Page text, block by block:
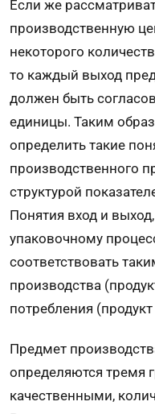
Если же
производственную
некоторого
то каждый выход
должен быть
единицы. Таким
определить такие
производственного
структурой
Понятия вход и
упаковочному
соответствовать
производства
потребления
Предмет
определяются тремя
качественными,